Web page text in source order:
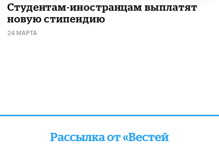
Студентам-иностранцам выплатят
новую стипендию
24 МАРТА
Рассылка от «Вестей